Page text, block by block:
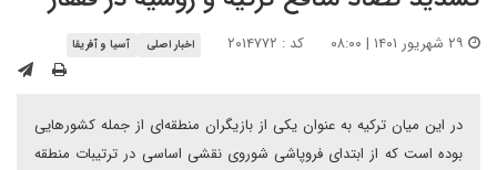
کد : ۲۰۱۴۷۷۲ اخبار اصلی آسیا و آفریقا
در این میان ترکیه به عنوان یکی از بازیگران منطقه‌ای از جمله کشورهایی
بوده است که از ابتدای فروپاشی شوروی نقشی اساسی در ترتیبات منطقه